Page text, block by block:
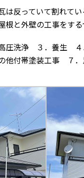
は反っていて割れて
根と外壁の工事をす
圧洗浄 ３．養生 ４
他付帯塗装工事 ７